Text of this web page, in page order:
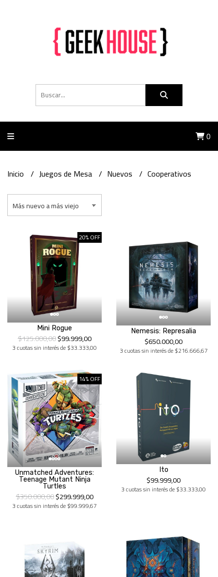
0
Inicio Juegos de Mesa Nuevos Cooperativos
20% OFF
Mini Rogue
$125.000,00$99.999,00
3 cuotas sin interés de $33.333,00
Nemesis: Represalia
$650.000,00
3 cuotas sin interés de $216.666,67
14% OFF
Unmatched Adventures:
Teenage Mutant Ninja
Turtles
$350.000,00$299.999,00
3 cuotas sin interés de $99.999,67
Ito
$99.999,00
3 cuotas sin interés de $33.333,00